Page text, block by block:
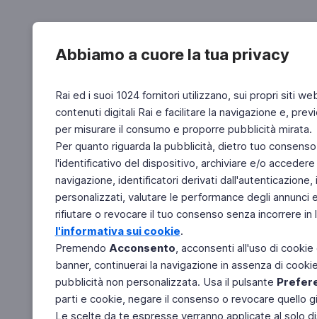
Abbiamo a cuore la tua privacy
Rai ed i suoi 1024 fornitori utilizzano, sui propri siti
contenuti digitali Rai e facilitare la navigazione e,
per misurare il consumo e proporre pubblicità mirata.
Per quanto riguarda la pubblicità, dietro tuo
l'identificativo del dispositivo, archiviare e/o
navigazione, identificatori derivati
personalizzati, valutare le performance degli
rifiutare o revocare il tuo consenso senza incorrere
l'informativa sui cookie.
Premendo Acconsento, acconsenti all'uso di
banner, continuerai la navigazione in assenza di
pubblicità non personalizzata. Usa il pulsante
parti e cookie, negare il consenso o revocare quello
Le scelte da te espresse verranno applicate al solo